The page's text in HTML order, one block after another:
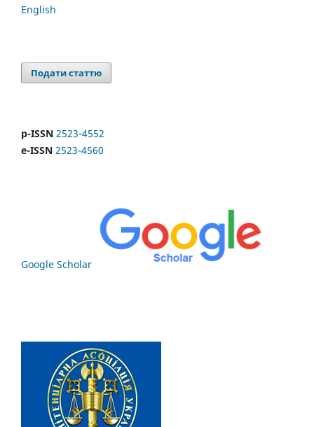
English
Подати статтю
p-ISSN 2523-4552
e-ISSN 2523-4560
Google Scholar